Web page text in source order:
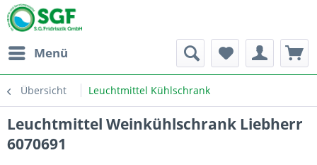
Menü
Übersicht Leuchtmittel Kühlschrank
Leuchtmittel Weinkühlschrank Liebherr
6070691